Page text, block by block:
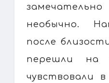
необычно.
после
перешли
чувствовали